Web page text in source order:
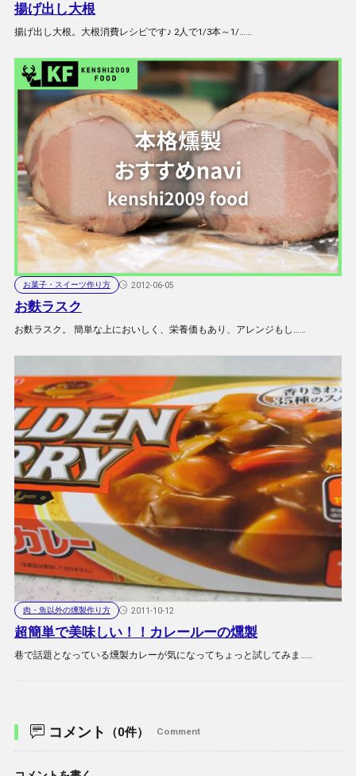
揚げ出し大根
揚げ出し大根。大根消費レシピです♪ 2人で1/3本～1/……
お菓子・スイーツ作り方 2012-06-05
お麩ラスク
お麩ラスク。 簡単な上においしく、栄養価もあり、アレンジもし……
肉・魚以外の燻製作り方 2011-10-12
超簡単で美味しい！！カレールーの燻製
巷で話題となっている燻製カレーが気になってちょっと試してみま……
コメント （0件） Comment